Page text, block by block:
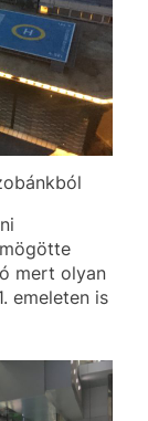
mert olyan
emeleten is